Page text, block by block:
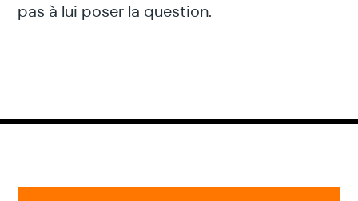
pas à lui poser la question.
Fin